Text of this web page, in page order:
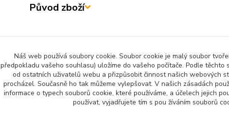
Původ zboží
Zboží zařazeno v kategoriích
Všechny produkty Sport Rekreace
Náš web používá soubory cookie. Soubor cookie je malý soubor
předpokladu vašeho souhlasu) uložíme do vašeho počítače. Podle těchto
od ostatních uživatelů webu a přizpůsobit činnost našich webových
procházel. Současně ho tak můžeme vylepšovat. V našich zásadách
informace o typech souborů cookie, které používáme, a účelech jejich
používat, vyjadřujete tím s pou žíváním souborů